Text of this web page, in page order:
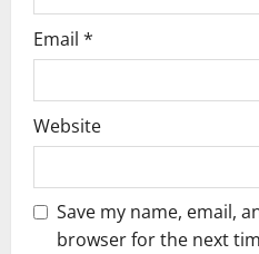
Email *
Website
Save my name, email,
browser for the next